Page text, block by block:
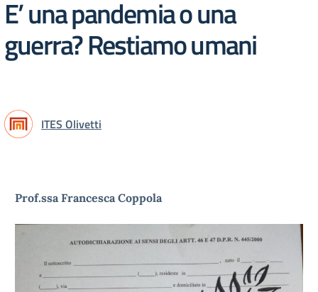
E’ una pandemia o una
guerra? Restiamo umani
ITES Olivetti
Prof.ssa Francesca Coppola